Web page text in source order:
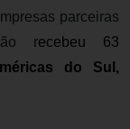
parceiras
recebeu 63
do Sul,